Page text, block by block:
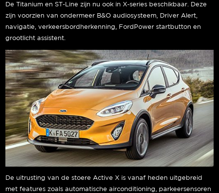
De Titanium en ST-Line zijn nu ook in X-series beschikbaar. Deze
zijn voorzien van ondermeer B&O audiosysteem, Driver Alert,
navigatie, verkeersbordherkenning, FordPower startbutton en
grootlicht assistent.
De uitrusting van de stoere Active X is vanaf heden uitgebreid
met features zoals automatische airconditioning, parkeersensoren